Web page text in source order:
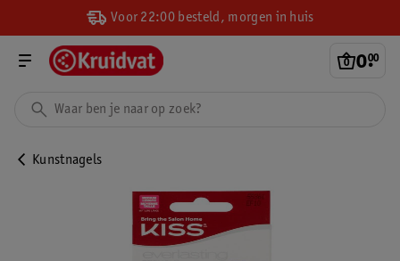
Voor 22:00 besteld, morgen in huis
0.
00
Kunstnagels